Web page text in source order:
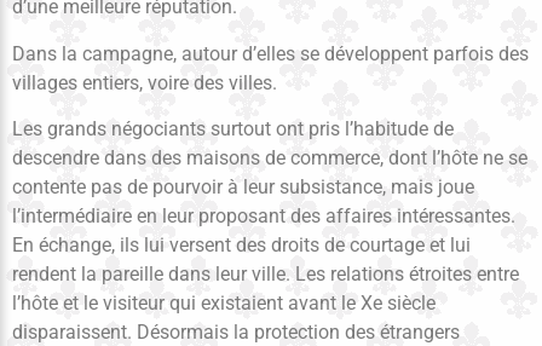
d’une meilleure réputation.
Dans la campagne, autour d’elles se développent parfois des
villages entiers, voire des villes.
Les grands négociants surtout ont pris l’habitude de
descendre dans des maisons de commerce, dont l’hôte ne se
contente pas de pourvoir à leur subsistance, mais joue
l’intermédiaire en leur proposant des affaires intéressantes.
En échange, ils lui versent des droits de courtage et lui
rendent la pareille dans leur ville. Les relations étroites entre
l’hôte et le visiteur qui existaient avant le Xe siècle
disparaissent. Désormais la protection des étrangers